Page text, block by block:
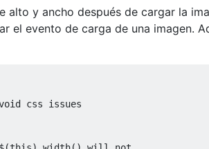
alto y ancho después de cargar la
el evento de carga de una imagen.
css issues